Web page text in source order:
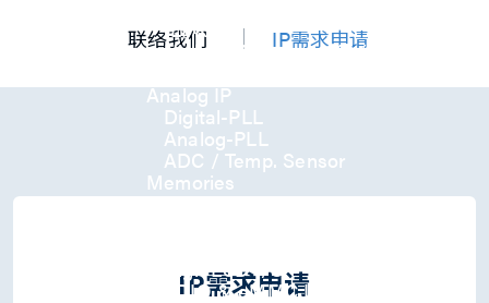
(LPKT)
High Performance Kit (HPKT)
Analog IP
Digital-PLL
Analog-PLL
ADC / Temp. Sensor
Memories
Memory Compiler
High ESD I/O
SDIO & eMMC I/O
联络我们 IP需求申请
IP需求申请